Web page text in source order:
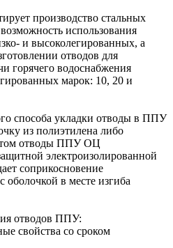
производство стальных
использования
и высоколегированных, а
отводов для
горячего водоснабжения
марок: 10, 20 и
способа укладки отводы в ППУ
из полиэтилена либо
отводы ППУ ОЦ
электроизолированной
соприкосновение
в месте изгиба
отводов ППУ:
свойства со сроком